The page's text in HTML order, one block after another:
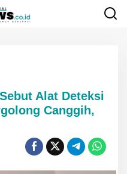
Alat Deteksi
Canggih,